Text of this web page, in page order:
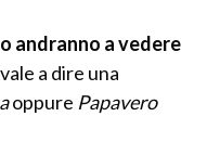
andranno a vedere
a dire una
oppure Papavero